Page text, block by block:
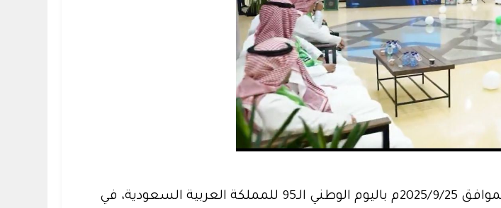
أحتفت كلية السياحة والآثار بجامعة الملك سعود يوم الخميس الموافق 2025/9/25م باليوم الوطني الـ95 للمملكة العربية السعودية، في